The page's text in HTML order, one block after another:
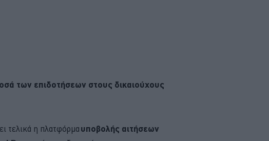
των επιδοτήσεων στους δικαιούχους
τελικά η πλατφόρμα υποβολής αιτήσεων